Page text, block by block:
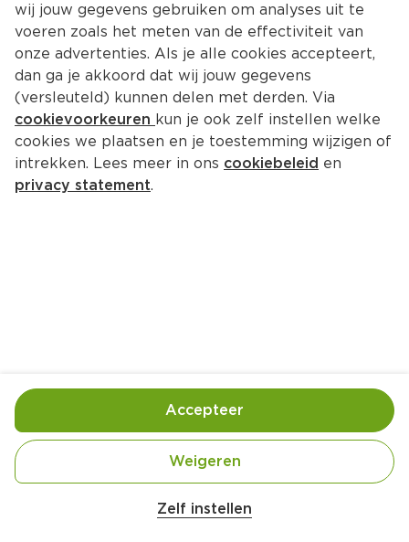
500 gram vastkokende aardappels (geschild, in
wij jouw gegevens gebruiken om analyses uit te
voeren zoals het meten van de effectiviteit van
onze advertenties. Als je alle cookies accepteert,
dan ga je akkoord dat wij jouw gegevens
(versleuteld) kunnen delen met derden. Via
cookievoorkeuren kun je ook zelf instellen welke
cookies we plaatsen en je toestemming wijzigen of
intrekken. Lees meer in ons cookiebeleid en
privacy statement.
Zelf instellen
Weigeren
Accepteer